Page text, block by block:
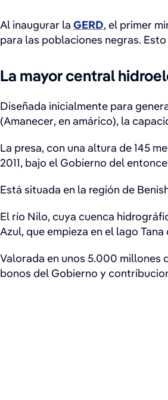
Al inaugurar la GERD, el primer
para las poblaciones negras.
La mayor central
Diseñada inicialmente para
(Amanecer, en amárico), la
La presa, con una altura de 145
2011, bajo el Gobierno del
Está situada en la región de
El río Nilo, cuya cuenca
Azul, que empieza en el lago
Valorada en unos 5.000 millones
bonos del Gobierno y